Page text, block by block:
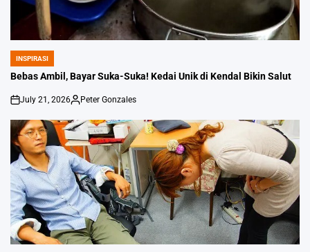
POSTED
IN
INSPIRASI
Bebas Ambil, Bayar Suka-Suka! Kedai Unik di Kendal Bikin Salut
on
July 21, 2026
Posted
Peter Gonzales